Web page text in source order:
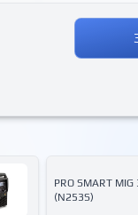
PRO SMART MIG
(N253S)